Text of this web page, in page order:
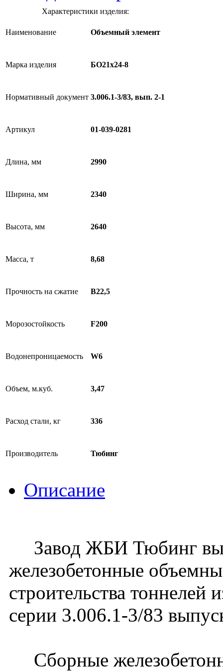
Характеристики изделия:
Наименование Объемный элемент
Марка изделия БО21х24-8
Нормативный документ 3.006.1-3/83, вып. 2-1
Артикул 01-039-0281
Длина, мм 2990
Ширина, мм 2340
Высота, мм 2640
Масса, т 8,68
Прочность на сжатие B22,5
Морозостойкость F200
Водонепроницаемость W6
Объем, м.куб. 3,47
Расход стали, кг 336
Производитель Тюбинг
Описание
Завод ЖБИ Тюбинг
железобетонные
строительства тоннелей
серии 3.006.1-3/83
Сборные